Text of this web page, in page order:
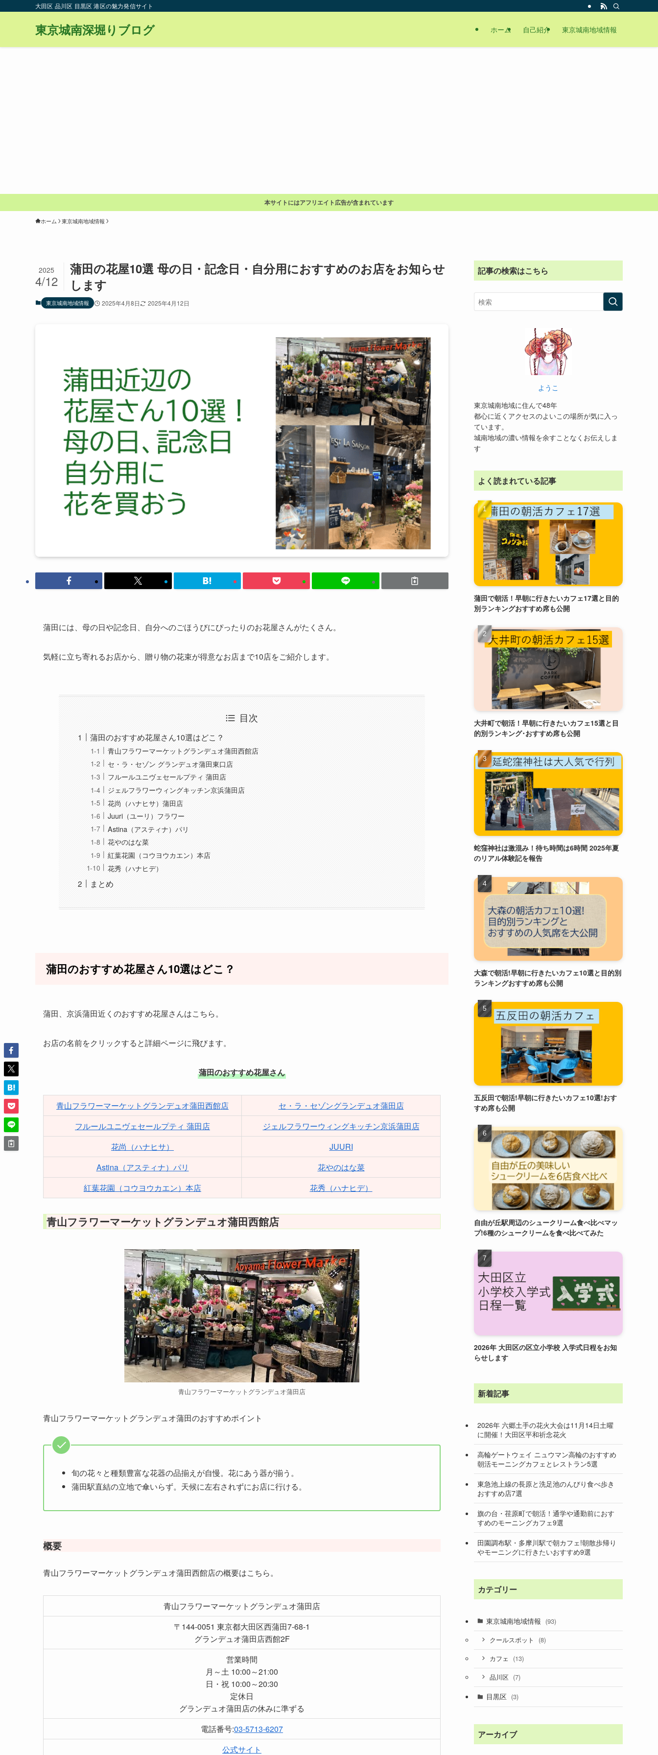
大田区 品川区 目黒区 港区の魅力発信サイト
東京城南深堀りブログ ホーム 自己紹介 東京城南地域情報
本サイトにはアフリエイト広告が含まれています
ホーム 東京城南地域情報
蒲田の花屋10選 母の日・記念日・自分用におすすめのお店をお知らせ
します
2025
4/12
東京城南地域情報 2025年4月8日 2025年4月12日
蒲田には、母の日や記念日、自分へのごほうびにぴったりのお花屋さんがたくさん。
気軽に立ち寄れるお店から、贈り物の花束が得意なお店まで10店をご紹介します。
目次
蒲田のおすすめ花屋さん10選はどこ？
青山フラワーマーケットグランデュオ蒲田西館店
セ・ラ・セゾン グランデュオ蒲田東口店
フルールユニヴェセールプティ 蒲田店
ジェルフラワーウィングキッチン京浜蒲田店
花尚（ハナヒサ）蒲田店
Juuri（ユーリ）フラワー
Astina（アスティナ）パリ
花やのはな菜
紅葉花園（コウヨウカエン）本店
花秀（ハナヒデ）
まとめ
蒲田のおすすめ花屋さん10選はどこ？
蒲田、京浜蒲田近くのおすすめ花屋さんはこちら。
お店の名前をクリックすると詳細ページに飛びます。
蒲田のおすすめ花屋さん
青山フラワーマーケットグランデュオ蒲田西館店
セ・ラ・セゾングランデュオ蒲田店
フルールユニヴェセールプティ 蒲田店
ジェルフラワーウィングキッチン京浜蒲田店
花尚（ハナヒサ）
JUURI
Astina（アスティナ）パリ
花やのはな菜
紅葉花園（コウヨウカエン）本店
花秀（ハナヒデ）
青山フラワーマーケットグランデュオ蒲田西館店
青山フラワーマーケットグランデュオ蒲田店
青山フラワーマーケットグランデュオ蒲田のおすすめポイント
旬の花々と種類豊富な花器の品揃えが自慢。花にあう器が揃う。
蒲田駅直結の立地で傘いらず。天候に左右されずにお店に行ける。
概要
青山フラワーマーケットグランデュオ蒲田西館店の概要はこちら。
青山フラワーマーケットグランデュオ蒲田店
〒144-0051 東京都大田区西蒲田7-68-1
グランデュオ蒲田店西館2F
営業時間
月～土 10:00～21:00
日・祝 10:00～20:30
定休日
グランデュオ蒲田店の休みに準ずる
電話番号:03-5713-6207
公式サイト
記事の検索はこちら
ようこ
東京城南地域に住んで48年
都心に近くアクセスのよいこの場所が気に入っ
ています。
城南地域の濃い情報を余すことなくお伝えしま
す
よく読まれている記事
蒲田で朝活！早朝に行きたいカフェ17選と目的
別ランキングおすすめ席も公開
大井町で朝活！早朝に行きたいカフェ15選と目
的別ランキング･おすすめ席も公開
蛇窪神社は激混み！待ち時間は6時間 2025年夏
のリアル体験記を報告
大森で朝活!早朝に行きたいカフェ10選と目的別
ランキングおすすめ席も公開
五反田で朝活!早朝に行きたいカフェ10選!おす
すめ席も公開
自由が丘駅周辺のシュークリーム食べ比べマッ
プ!6種のシュークリームを食べ比べてみた
2026年 大田区の区立小学校 入学式日程をお知
らせします
新着記事
2026年 六郷土手の花火大会は11月14日土曜
に開催！大田区平和祈念花火
高輪ゲートウェイ ニュウマン高輪のおすすめ
朝活モーニングカフェとレストラン5選
東急池上線の長原と洗足池のんびり食べ歩き
おすすめ店7選
旗の台・荏原町で朝活！通学や通勤前におす
すめのモーニングカフェ9選
田園調布駅・多摩川駅で朝カフェ!朝散歩帰り
やモーニングに行きたいおすすめ9選
カテゴリー
東京城南地域情報 (93)
クールスポット (8)
カフェ (13)
品川区 (7)
目黒区 (3)
アーカイブ